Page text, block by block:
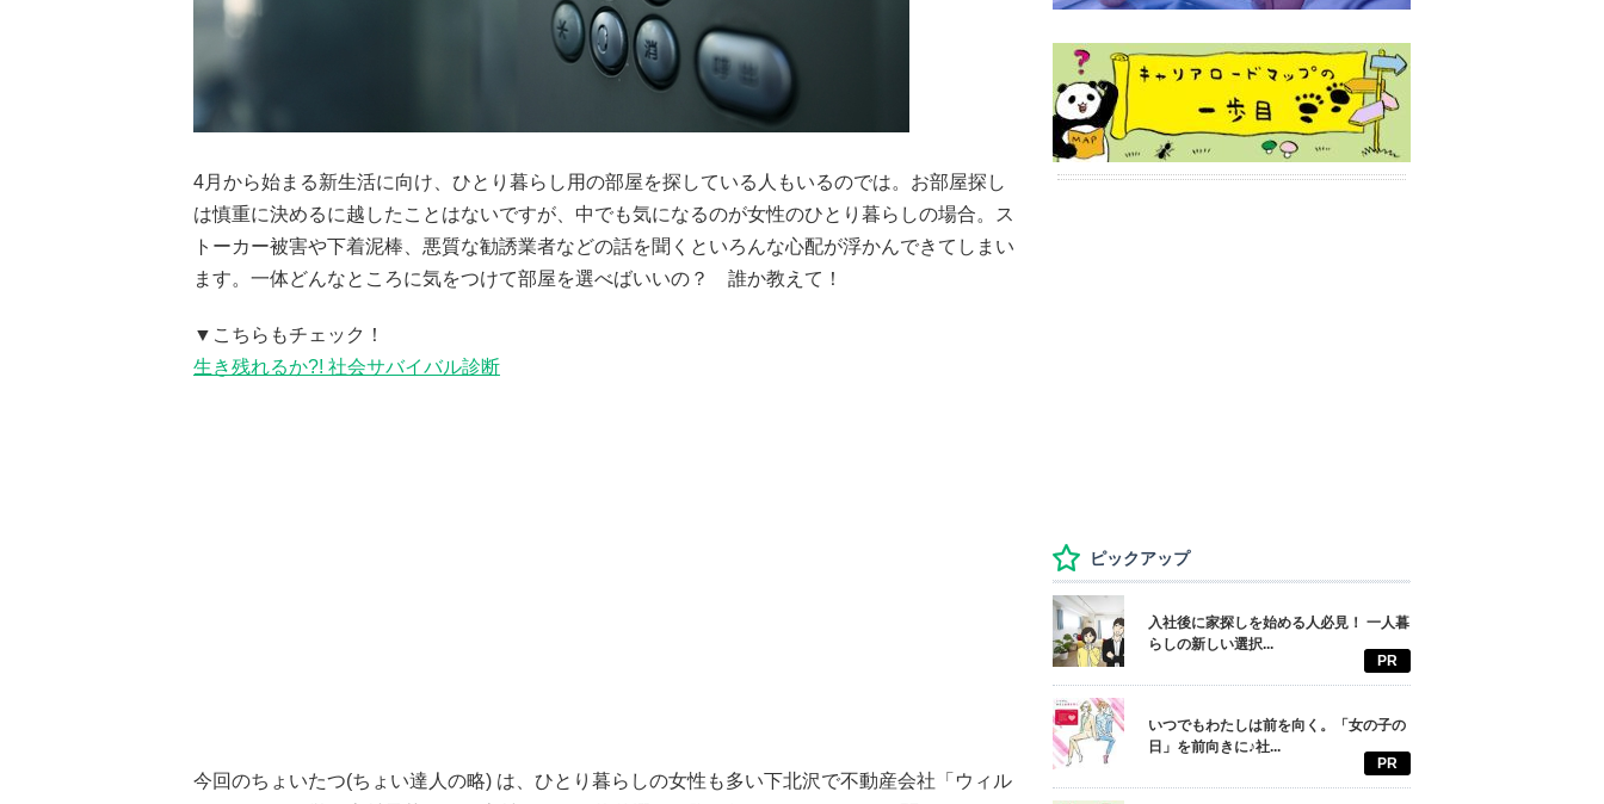
4月から始まる新生活に向け、ひとり暮らし用の部屋を探している人もいるのでは。お部屋探し
は慎重に決めるに越したことはないですが、中でも気になるのが女性のひとり暮らしの場合。ス
トーカー被害や下着泥棒、悪質な勧誘業者などの話を聞くといろんな心配が浮かんできてしまい
ます。一体どんなところに気をつけて部屋を選べばいいの？ 誰か教えて！
▼こちらもチェック！
生き残れるか?! 社会サバイバル診断
今回のちょいたつ(ちょい達人の略) は、ひとり暮らしの女性も多い下北沢で不動産会社「ウィル
ピックアップ
入社後に家探しを始める人必見！ 一人暮
らしの新しい選択...
PR
いつでもわたしは前を向く。「女の子の
日」を前向きに♪社...
PR